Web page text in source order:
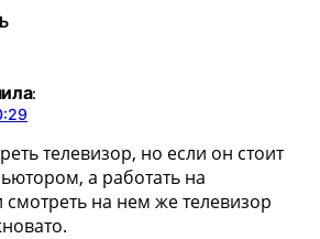
:
телевизор, но если он стоит
а работать на
на нем же телевизор